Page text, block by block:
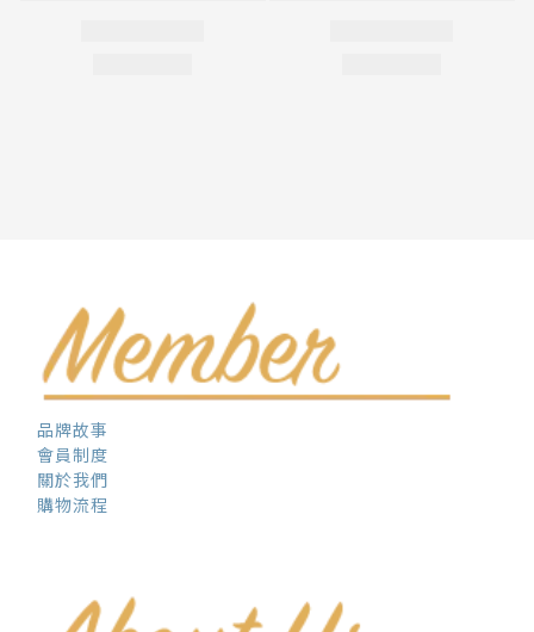
品牌故事
會員制度
關於我們
購物流程